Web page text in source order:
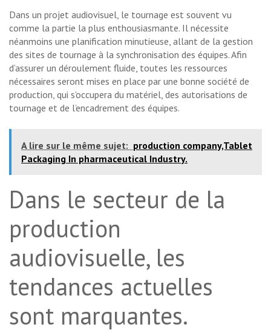
Dans un projet audiovisuel, le tournage est souvent vu
comme la partie la plus enthousiasmante. Il nécessite
néanmoins une planification minutieuse, allant de la gestion
des sites de tournage à la synchronisation des équipes. Afin
d’assurer un déroulement fluide, toutes les ressources
nécessaires seront mises en place par une bonne société de
production, qui s’occupera du matériel, des autorisations de
tournage et de l’encadrement des équipes.
A lire sur le même sujet: production company,Tablet
Packaging In pharmaceutical Industry.
Dans le secteur de la
production
audiovisuelle, les
tendances actuelles
sont marquantes.